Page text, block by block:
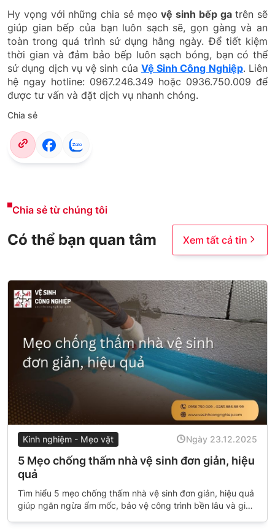
Chia sẻ
Hy vọng với những chia sẻ mẹovệ sinh bếp gatrên sẽ
giúp gian bếp của bạn luôn sạch sẽ, gọn gàng và an
toàn trong quá trình sử dụng hằng ngày. Để tiết kiệm
thời gian và đảm bảo bếp luôn sạch bóng, bạn có thể
sử dụng dịch vụ vệ sinh của Vệ Sinh Công Nghiệp. Liên
hệ ngay hotline: 0967.246.349 hoặc 0936.750.009 để
được tư vấn và đặt dịch vụ nhanh chóng.
Chia sẻ từ chúng tôi
Có thể bạn quan tâm Xem tất cả tin
Kinh nghiệm - Mẹo vặt Ngày 23.12.2025
5 Mẹo chống thấm nhà vệ sinh đơn giản, hiệu
quả
Tìm hiểu 5 mẹo chống thấm nhà vệ sinh đơn giản, hiệu quả
giúp ngăn ngừa ẩm mốc, bảo vệ công trình bền lâu và giữ